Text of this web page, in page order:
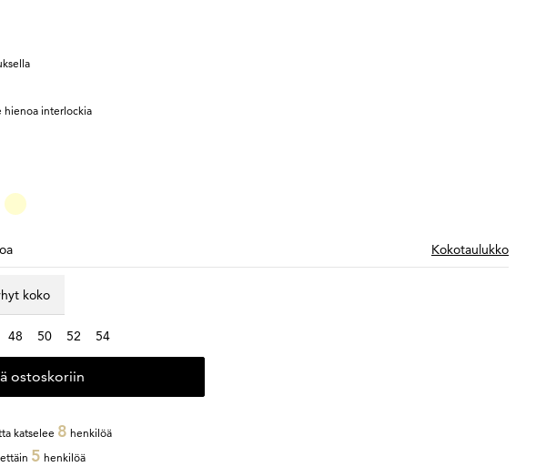
hienoa interlockia
Kokotaulukko
koko
48 50 52 54
ostoskoriin
katselee 8 henkilöä
5 henkilöä